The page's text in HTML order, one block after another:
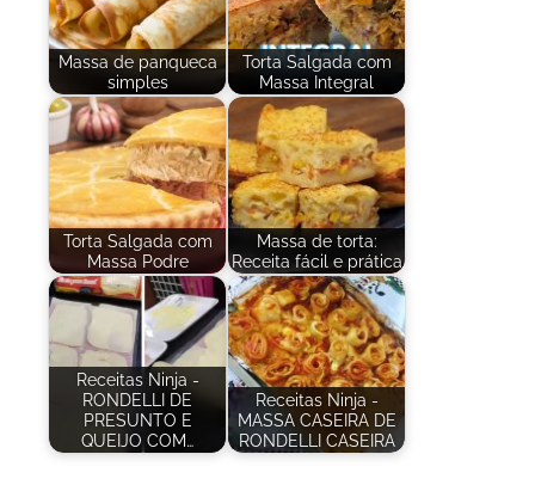
Massa de panqueca
simples
Torta Salgada com
Massa Integral
Torta Salgada com
Massa Podre
Massa de torta:
Receita fácil e prática
Receitas Ninja -
RONDELLI DE
PRESUNTO E
QUEIJO COM…
Receitas Ninja -
MASSA CASEIRA DE
RONDELLI CASEIRA